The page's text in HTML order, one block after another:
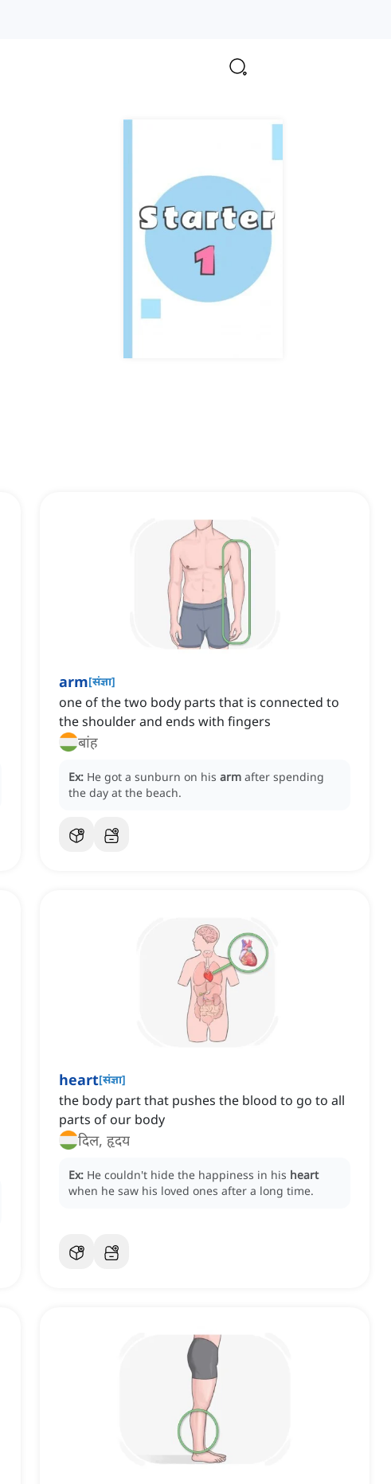
arm[संज्ञा]
one of the two body parts that is connected to
the shoulder and ends with fingers
बांह
Ex: He got a sunburn on his arm after spending
the day at the beach.
heart[संज्ञा]
the body part that pushes the blood to go to all
parts of our body
दिल, हृदय
Ex: He couldn't hide the happiness in his heart
when he saw his loved ones after a long time.